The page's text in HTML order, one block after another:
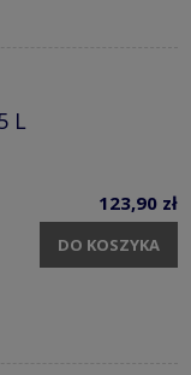
L
123,90 zł
DO KOSZYKA